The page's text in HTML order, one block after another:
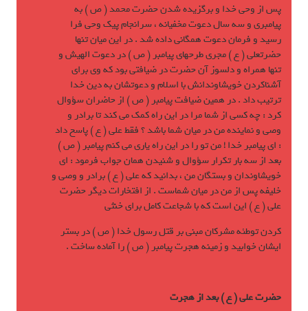
پس از وحی خدا و برگزيده شدن حضرت محمد ( ص ) به
پيامبری و سه سال دعوت مخفيانه ، سرانجام پيک وحی فرا
رسيد و فرمان دعوت همگانی داده شد . در اين ميان تنها
حضرتعلی ( ع ) مجری طرحهای پيامبر ( ص ) در دعوت الهيش و
تنها همراه و دلسوز آن حضرت در ضيافتی بود که وی برای
آشناکردن خويشاوندانش با اسلام و دعوتشان به دين خدا
ترتيب داد . در همين ضيافت پيامبر ( ص ) از حاضران سؤوال
کرد : چه کسی از شما مرا در اين راه کمک مي کند تا برادر و
وصی و نماينده من در ميان شما باشد ؟ فقط علی ( ع ) پاسخ داد
: ای پيامبر خدا ! من تو را در اين راه ياری مي کنم پيامبر ( ص )
بعد از سه بار تکرار سؤوال و شنيدن همان جواب فرمود : ای
خويشاوندان و بستگان من ، بدانيد که علی ( ع ) برادر و وصی و
خليفه پس از من در ميان شماست . از افتخارات ديگر حضرت
علی ( ع ) اين است که با شجاعت کامل برای خنثی
کردن توطئه مشرکان مبنی بر قتل رسول خدا ( ص ) در بستر
ايشان خوابيد و زمينه هجرت پيامبر ( ص ) را آماده ساخت .
حضرت علی ( ع ) بعد از هجرت